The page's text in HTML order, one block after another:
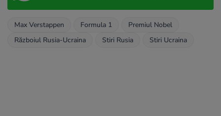
Max Verstappen Formula 1
Premiul Nobel
Războiul Rusia-Ucraina
Stiri Rusia Stiri Ucraina